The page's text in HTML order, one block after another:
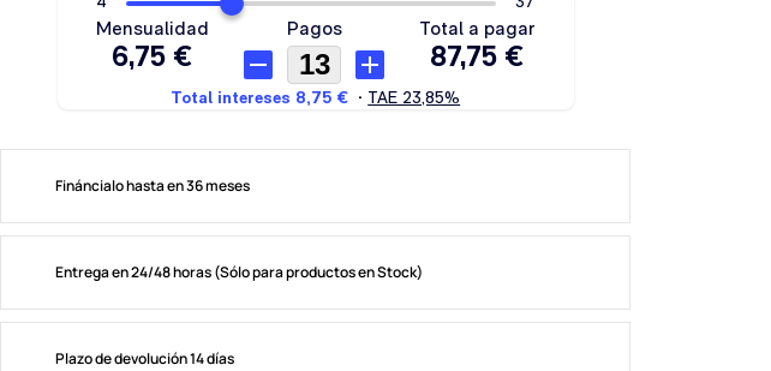
Fináncialo hasta en 36 meses
Entrega en 24/48 horas (Sólo para productos en Stock)
Plazo de devolución 14 días